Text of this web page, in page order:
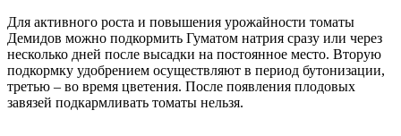
Для активного роста и повышения урожайности томаты
Демидов можно подкормить Гуматом натрия сразу или через
несколько дней после высадки на постоянное место. Вторую
подкормку удобрением осуществляют в период бутонизации,
третью – во время цветения. После появления плодовых
завязей подкармливать томаты нельзя.